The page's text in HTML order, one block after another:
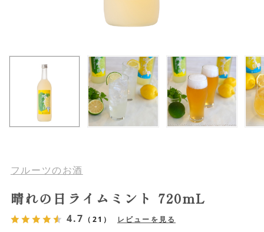
フルーツのお酒
晴れの日ライムミント 720mL
4.7 （21） レビューを見る